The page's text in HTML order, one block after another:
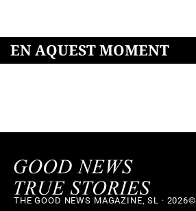
EN AQUEST MOMENT
THE GOOD NEWS MAGAZINE, SL · 2026©